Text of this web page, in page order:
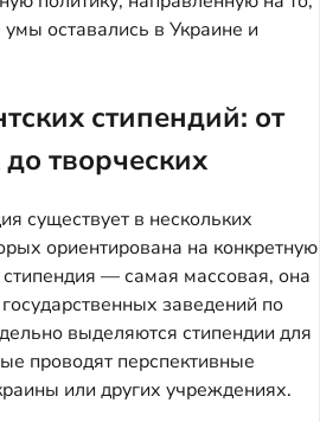
оставались в Украине и
стипендий: от
творческих
существует в нескольких
ориентирована на конкретную
— самая массовая, она
заведений по
выделяются стипендии для
проводят перспективные
или других учреждениях.